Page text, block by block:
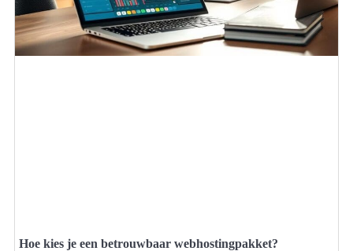
Hoe kies je een betrouwbaar webhostingpakket?